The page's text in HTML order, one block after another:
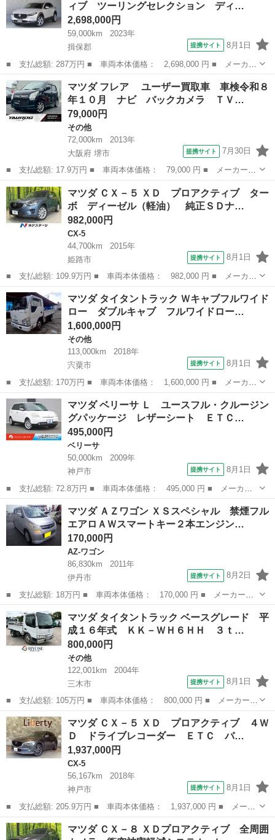
メラ ク...
ィブ ツーリングセレクション ディ…
2,698,000円
59,000km
2023年
揖保郡
提携サイト 8月1日
■ 支払総額: 287万円 ■ 車両本体価格： 2,698,000 円 ■ メーカー
名： マツダ ■ 車種名： ＣＸ－３０ ■ グレード名： １．８
ＸＤ プロアクティブ ツーリングセレクション ディー ＡＷＤ／
黒レザーシ...
兵庫 揖保郡 マツダ
マツダ フレア ユーザー買取車 車検令和８
年１０月 ナビ バックカメラ ＴＶ…
79,000円
その他
72,000km
2013年
大阪府 堺市
提携サイト 7月30日
■ 支払総額: 17.9万円 ■ 車両本体価格： 79,000 円 ■ メーカー
名： マツダ ■ 車種名： フレア ■ グレード名： ユーザー買
取車 車検令和８年１０月 ナビ バックカメラ ＴＶ 純正１４イ
ンチアルミホイ...
大阪 堺市 その他
マツダ ＣＸ－５ ＸＤ プロアクティブ ター
ボ ディーゼル（軽油） 純正ＳＤナ…
982,000円
CX-5
44,700km
2015年
姫路市
提携サイト 8月1日
■ 支払総額: 109.9万円 ■ 車両本体価格： 982,000 円 ■ メーカー
名： マツダ ■ 車種名： ＣＸ－５ ■ グレード名： ＸＤ プロ
アクティブ ターボ ディーゼル（軽油） 純正ＳＤナビ バックカ
メラ 衝突...
兵庫 姫路市 CX-5
マツダ タイタントラック Ｗキャブフルワイド
ロー ダブルキャブ フルワイドロー…
1,600,000円
その他
113,000km
2018年
宍粟市
提携サイト 8月1日
■ 支払総額: 170万円 ■ 車両本体価格： 1,600,000 円 ■ メーカー
名： マツダ ■ 車種名： タイタントラック ■ グレード名： Ｗ
キャブフルワイドロー ダブルキャブ フルワイドロー ＤＸ ディ
ーゼルター...
兵庫 宍粟市 その他
マツダ ベリーサ Ｌ ユースフル・クルージン
グパッケージ レザーシート ＥＴＣ…
495,000円
ベリーサ
50,000km
2009年
神戸市
提携サイト 8月1日
■ 支払総額: 72.8万円 ■ 車両本体価格： 495,000 円 ■ メーカー
名： マツダ ■ 車種名： ベリーサ ■ グレード名： Ｌ ユース
フル・クルージングパッケージ レザーシート ＥＴＣ ★ユースフ
ルパッケージ...
兵庫 神戸市 ベリーサ
マツダ ＡＺワゴン ＸＳスペシャル 禁煙フル
エアロＡＷスマートキー２本エンジン…
170,000円
AZ-ワゴン
86,830km
2011年
伊丹市
提携サイト 8月2日
■ 支払総額: 18万円 ■ 車両本体価格： 170,000 円 ■ メーカー
名： マツダ ■ 車種名： ＡＺワゴン ■ グレード名： ＸＳスペ
シャル 禁煙フルエアロＡＷスマートキー２本エンジンオイルエレメ
ントＬＬＣブレー...
兵庫 伊丹市 AZ-ワゴン
マツダ タイタントラック ベースグレード 平
成１６年式 ＫＫ－ＷＨ６ＨＨ ３ｔ…
800,000円
その他
122,001km
2004年
三木市
提携サイト 8月1日
■ 支払総額: 105万円 ■ 車両本体価格： 800,000 円 ■ メーカー
名： マツダ ■ 車種名： タイタントラック ■ グレード名： ベ
ースグレード 平成１６年式 ＫＫ－ＷＨ６ＨＨ ３ｔ平ボディ 最
大積載量：３０...
兵庫 三木市 その他
マツダ ＣＸ－５ ＸＤ プロアクティブ ４Ｗ
Ｄ ドライブレコーダー ＥＴＣ バ…
1,937,000円
CX-5
56,167km
2018年
神戸市
提携サイト 8月1日
■ 支払総額: 205.9万円 ■ 車両本体価格： 1,937,000 円 ■ メーカ
ー名： マツダ ■ 車種名： ＣＸ－５ ■ グレード名： ＸＤ プ
ロアクティブ ４ＷＤ ドライブレコーダー ＥＴＣ バックカメ
兵庫 神戸市 CX-5
マツダ ＣＸ－８ ＸＤプロアクティブ 全周囲